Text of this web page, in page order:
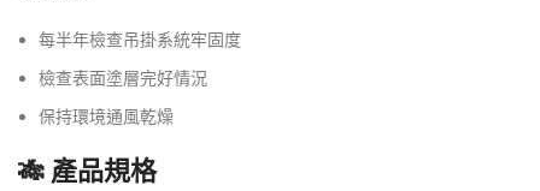
每半年檢查吊掛系統牢固度
檢查表面塗層完好情況
保持環境通風乾燥
🎋 產品規格